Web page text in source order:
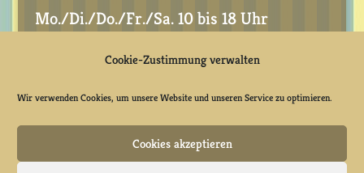
Cookie-Zustimmung verwalten
Wir verwenden Cookies, um unsere Website und unseren Service zu optimieren.
Cookies akzeptieren
Mo./Di./Do./Fr./Sa. 10 bis 18 Uhr